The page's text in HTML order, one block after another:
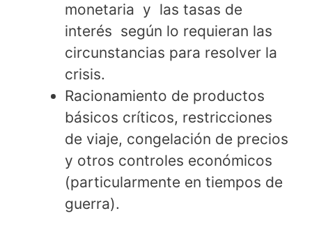
monetaria y las tasas de
interés según lo requieran las
circunstancias para resolver la
crisis.
Racionamiento de productos
básicos críticos, restricciones
de viaje, congelación de precios
y otros controles económicos
(particularmente en tiempos de
guerra).